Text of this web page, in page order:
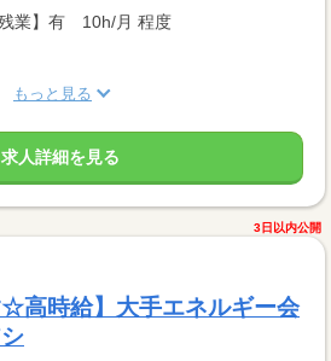
業】有 10h/月 程度
もっと見る
求人詳細を見る
3日以内公開
☆高時給】大手エネルギー会